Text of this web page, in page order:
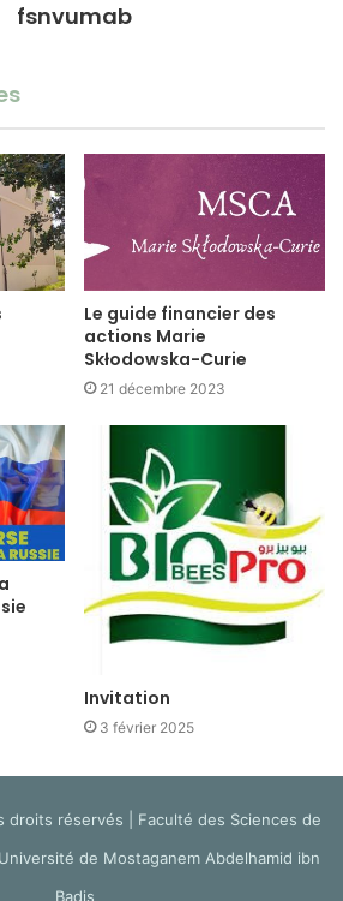
fsnvumab
Le guide financier des
actions Marie
Skłodowska-Curie
21 décembre 2023
Invitation
3 février 2025
droits réservés | Faculté des Sciences de
de Mostaganem Abdelhamid ibn
Badis